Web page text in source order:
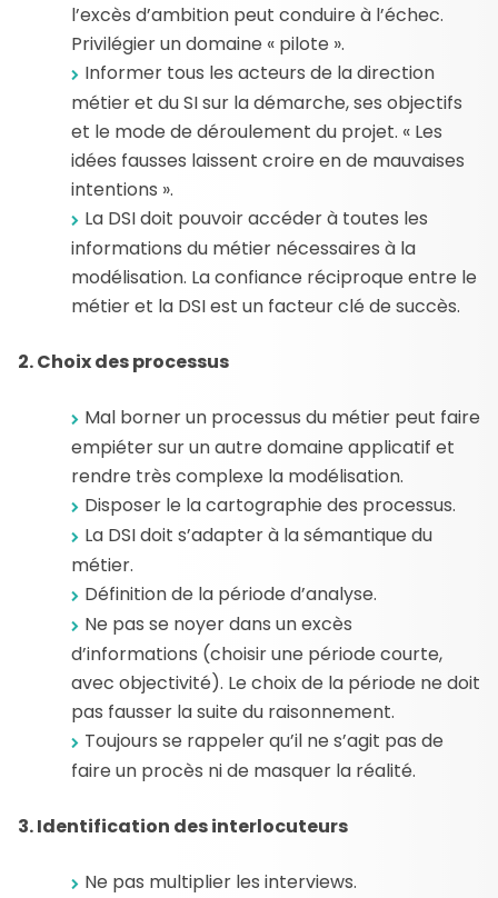
l’excès d’ambition peut conduire à l’échec.
Privilégier un domaine « pilote ».
Informer tous les acteurs de la direction
métier et du SI sur la démarche, ses objectifs
et le mode de déroulement du projet. « Les
idées fausses laissent croire en de mauvaises
intentions ».
La DSI doit pouvoir accéder à toutes les
informations du métier nécessaires à la
modélisation. La confiance réciproque entre le
métier et la DSI est un facteur clé de succès.
2. Choix des processus
Mal borner un processus du métier peut faire
empiéter sur un autre domaine applicatif et
rendre très complexe la modélisation.
Disposer le la cartographie des processus.
La DSI doit s’adapter à la sémantique du
métier.
Définition de la période d’analyse.
Ne pas se noyer dans un excès
d’informations (choisir une période courte,
avec objectivité). Le choix de la période ne doit
pas fausser la suite du raisonnement.
Toujours se rappeler qu’il ne s’agit pas de
faire un procès ni de masquer la réalité.
3. Identification des interlocuteurs
Ne pas multiplier les interviews.